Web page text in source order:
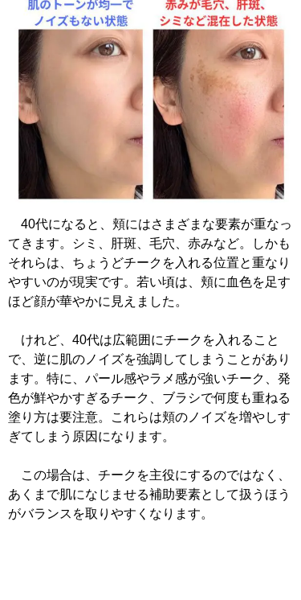
40代になると、頬にはさまざまな要素が重なっ
てきます。シミ、肝斑、毛穴、赤みなど。しかも
それらは、ちょうどチークを入れる位置と重なり
やすいのが現実です。若い頃は、頬に血色を足す
ほど顔が華やかに見えました。
けれど、40代は広範囲にチークを入れること
で、逆に肌のノイズを強調してしまうことがあり
ます。特に、パール感やラメ感が強いチーク、発
色が鮮やかすぎるチーク、ブラシで何度も重ねる
塗り方は要注意。これらは頬のノイズを増やしす
ぎてしまう原因になります。
この場合は、チークを主役にするのではなく、
あくまで肌になじませる補助要素として扱うほう
がバランスを取りやすくなります。